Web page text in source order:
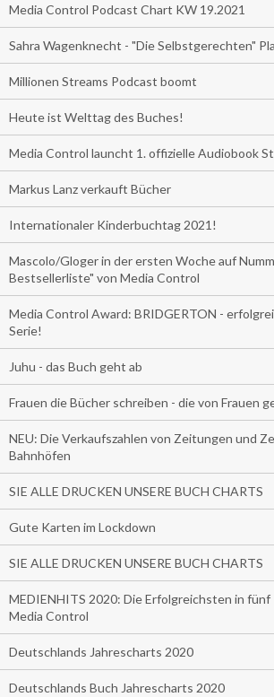
Media Control Podcast Chart KW 19.2021
Sahra Wagenknecht - "Die Selbstgerechten"
Millionen Streams Podcast boomt
Heute ist Welttag des Buches!
Media Control launcht 1. offizielle Audiobook
Markus Lanz verkauft Bücher
Internationaler Kinderbuchtag 2021!
Mascolo/Gloger in der ersten Woche auf
Bestsellerliste" von Media Control
Media Control Award: BRIDGERTON -
Serie!
Juhu - das Buch geht ab
Frauen die Bücher schreiben - die von Frauen
NEU: Die Verkaufszahlen von Zeitungen und
Bahnhöfen
SIE ALLE DRUCKEN UNSERE BUCH CHARTS
Gute Karten im Lockdown
SIE ALLE DRUCKEN UNSERE BUCH CHARTS
MEDIENHITS 2020: Die Erfolgreichsten in
Media Control
Deutschlands Jahrescharts 2020
Deutschlands Buch Jahrescharts 2020